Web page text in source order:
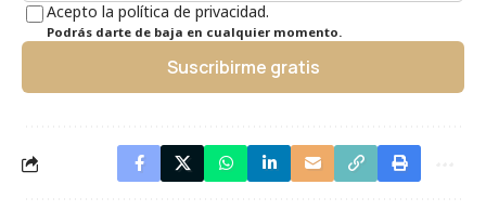
Acepto la política de privacidad.
Podrás darte de baja en cualquier momento.
Suscribirme gratis